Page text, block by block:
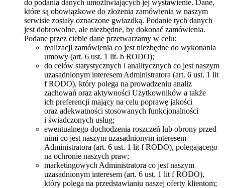
do podania danych umożliwiających jej wystawienie. Dane,
które są obowiązkowe do złożenia zamówienia w naszym
serwisie zostały oznaczone gwiazdką. Podanie tych danych
jest dobrowolne, ale niezbędne, by dokonać zamówienia.
Podane przez ciebie dane przetwarzamy w celu:
realizacji zamówienia co jest niezbędne do wykonania
umowy (art. 6 ust. 1 lit. b RODO);
do celów statystycznych i analitycznych co jest naszym
uzasadnionym interesem Administratora (art. 6 ust. 1 lit
f RODO), który polega na prowadzeniu analiz
zachowań oraz aktywności Użytkowników a także
ich preferencji mający na celu poprawę jakości
oraz adekwatności stosowanych funkcjonalności
i świadczonych usług;
ewentualnego dochodzenia roszczeń lub obrony przed
nimi co jest naszym uzasadnionym interesem
Administratora (art. 6 ust. 1 lit f RODO), polegającego
na ochronie naszych praw;
marketingowych Administratora co jest naszym
uzasadnionym interesem (art. 6 ust. 1 lit f RODO),
który polega na przedstawianiu naszej oferty klientom;